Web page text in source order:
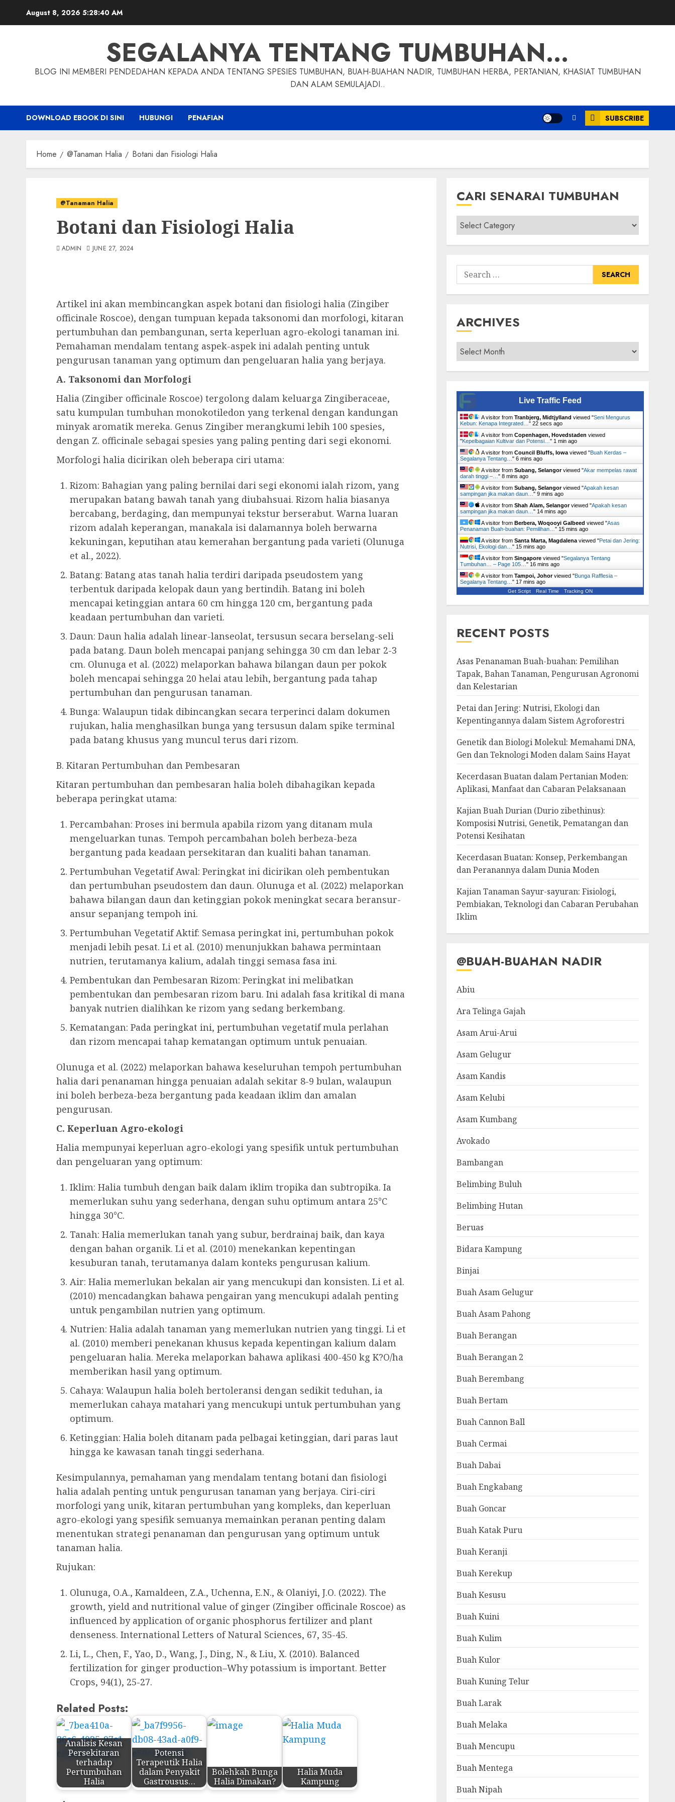
August 8, 2026 5:28:41 AM
SEGALANYA TENTANG TUMBUHAN…
BLOG INI MEMBERI PENDEDAHAN KEPADA ANDA TENTANG SPESIES TUMBUHAN, BUAH-BUAHAN NADIR, TUMBUHAN HERBA, PERTANIAN, KHASIAT TUMBUHAN
DAN ALAM SEMULAJADI..
DOWNLOAD EBOOK DI SINI HUBUNGI PENAFIAN SUBSCRIBE
Home @Tanaman Halia Botani dan Fisiologi Halia
@Tanaman Halia
Botani dan Fisiologi Halia
ADMIN JUNE 27, 2024
Artikel ini akan membincangkan aspek botani dan fisiologi halia (Zingiber
officinale Roscoe), dengan tumpuan kepada taksonomi dan morfologi, kitaran
pertumbuhan dan pembangunan, serta keperluan agro-ekologi tanaman ini.
Pemahaman mendalam tentang aspek-aspek ini adalah penting untuk
pengurusan tanaman yang optimum dan pengeluaran halia yang berjaya.
A. Taksonomi dan Morfologi
Halia (Zingiber officinale Roscoe) tergolong dalam keluarga Zingiberaceae,
satu kumpulan tumbuhan monokotiledon yang terkenal dengan kandungan
minyak aromatik mereka. Genus Zingiber merangkumi lebih 100 spesies,
dengan Z. officinale sebagai spesies yang paling penting dari segi ekonomi.
Morfologi halia dicirikan oleh beberapa ciri utama:
Rizom: Bahagian yang paling bernilai dari segi ekonomi ialah rizom, yang
merupakan batang bawah tanah yang diubahsuai. Rizom halia biasanya
bercabang, berdaging, dan mempunyai tekstur berserabut. Warna luaran
rizom adalah keperangan, manakala isi dalamannya boleh berwarna
kekuningan, keputihan atau kemerahan bergantung pada varieti (Olunuga
et al., 2022).
Batang: Batang atas tanah halia terdiri daripada pseudostem yang
terbentuk daripada kelopak daun yang bertindih. Batang ini boleh
mencapai ketinggian antara 60 cm hingga 120 cm, bergantung pada
keadaan pertumbuhan dan varieti.
Daun: Daun halia adalah linear-lanseolat, tersusun secara berselang-seli
pada batang. Daun boleh mencapai panjang sehingga 30 cm dan lebar 2-3
cm. Olunuga et al. (2022) melaporkan bahawa bilangan daun per pokok
boleh mencapai sehingga 20 helai atau lebih, bergantung pada tahap
pertumbuhan dan pengurusan tanaman.
Bunga: Walaupun tidak dibincangkan secara terperinci dalam dokumen
rujukan, halia menghasilkan bunga yang tersusun dalam spike terminal
pada batang khusus yang muncul terus dari rizom.
B. Kitaran Pertumbuhan dan Pembesaran
Kitaran pertumbuhan dan pembesaran halia boleh dibahagikan kepada
beberapa peringkat utama:
Percambahan: Proses ini bermula apabila rizom yang ditanam mula
mengeluarkan tunas. Tempoh percambahan boleh berbeza-beza
bergantung pada keadaan persekitaran dan kualiti bahan tanaman.
Pertumbuhan Vegetatif Awal: Peringkat ini dicirikan oleh pembentukan
dan pertumbuhan pseudostem dan daun. Olunuga et al. (2022) melaporkan
bahawa bilangan daun dan ketinggian pokok meningkat secara beransur-
ansur sepanjang tempoh ini.
Pertumbuhan Vegetatif Aktif: Semasa peringkat ini, pertumbuhan pokok
menjadi lebih pesat. Li et al. (2010) menunjukkan bahawa permintaan
nutrien, terutamanya kalium, adalah tinggi semasa fasa ini.
Pembentukan dan Pembesaran Rizom: Peringkat ini melibatkan
pembentukan dan pembesaran rizom baru. Ini adalah fasa kritikal di mana
banyak nutrien dialihkan ke rizom yang sedang berkembang.
Kematangan: Pada peringkat ini, pertumbuhan vegetatif mula perlahan
dan rizom mencapai tahap kematangan optimum untuk penuaian.
Olunuga et al. (2022) melaporkan bahawa keseluruhan tempoh pertumbuhan
halia dari penanaman hingga penuaian adalah sekitar 8-9 bulan, walaupun
ini boleh berbeza-beza bergantung pada keadaan iklim dan amalan
pengurusan.
C. Keperluan Agro-ekologi
Halia mempunyai keperluan agro-ekologi yang spesifik untuk pertumbuhan
dan pengeluaran yang optimum:
Iklim: Halia tumbuh dengan baik dalam iklim tropika dan subtropika. Ia
memerlukan suhu yang sederhana, dengan suhu optimum antara 25°C
hingga 30°C.
Tanah: Halia memerlukan tanah yang subur, berdrainaj baik, dan kaya
dengan bahan organik. Li et al. (2010) menekankan kepentingan
kesuburan tanah, terutamanya dalam konteks pengurusan kalium.
Air: Halia memerlukan bekalan air yang mencukupi dan konsisten. Li et al.
(2010) mencadangkan bahawa pengairan yang mencukupi adalah penting
untuk pengambilan nutrien yang optimum.
Nutrien: Halia adalah tanaman yang memerlukan nutrien yang tinggi. Li et
al. (2010) memberi penekanan khusus kepada kepentingan kalium dalam
pengeluaran halia. Mereka melaporkan bahawa aplikasi 400-450 kg K?O/ha
memberikan hasil yang optimum.
Cahaya: Walaupun halia boleh bertoleransi dengan sedikit teduhan, ia
memerlukan cahaya matahari yang mencukupi untuk pertumbuhan yang
optimum.
Ketinggian: Halia boleh ditanam pada pelbagai ketinggian, dari paras laut
hingga ke kawasan tanah tinggi sederhana.
Kesimpulannya, pemahaman yang mendalam tentang botani dan fisiologi
halia adalah penting untuk pengurusan tanaman yang berjaya. Ciri-ciri
morfologi yang unik, kitaran pertumbuhan yang kompleks, dan keperluan
agro-ekologi yang spesifik semuanya memainkan peranan penting dalam
menentukan strategi penanaman dan pengurusan yang optimum untuk
tanaman halia.
Rujukan:
Olunuga, O.A., Kamaldeen, Z.A., Uchenna, E.N., & Olaniyi, J.O. (2022). The
growth, yield and nutritional value of ginger (Zingiber officinale Roscoe) as
influenced by application of organic phosphorus fertilizer and plant
denseness. International Letters of Natural Sciences, 67, 35-45.
Li, L., Chen, F., Yao, D., Wang, J., Ding, N., & Liu, X. (2010). Balanced
fertilization for ginger production–Why potassium is important. Better
Crops, 94(1), 25-27.
Related Posts:
Analisis Kesan
Persekitaran
terhadap
Pertumbuhan
Halia
Potensi
Terapeutik Halia
dalam Penyakit
Gastrousus…
Bolehkah Bunga
Halia Dimakan?
Halia Muda
Kampung
CARI SENARAI TUMBUHAN
Cari
Senarai
Tumbuhan
Search
for:
ARCHIVES
Archives
Live Traffic Feed
A visitor from Tranbjerg, Midtjylland viewed "Seni Mengurus
Kebun: Kenapa Integrated… " 23 secs ago
A visitor from Copenhagen, Hovedstaden viewed
"Kepelbagaian Kultivar dan Potensi… " 1 min ago
A visitor from Council Bluffs, Iowaviewed "Buah Kerdas –
Segalanya Tentang… " 6 mins ago
A visitor from Subang, Selangorviewed "Akar mempelas rawat
darah tinggi –… " 8 mins ago
A visitor from Subang, Selangorviewed "Apakah kesan
sampingan jika makan daun… " 9 mins ago
A visitor from Shah Alam, Selangorviewed "Apakah kesan
sampingan jika makan daun… " 14 mins ago
A visitor from Berbera, Woqooyi Galbeed viewed "Asas
Penanaman Buah-buahan: Pemilihan… " 15 mins ago
A visitor from Santa Marta, Magdalenaviewed "Petai dan Jering:
Nutrisi, Ekologi dan… " 15 mins ago
A visitor from Singaporeviewed "Segalanya Tentang
Tumbuhan… – Page 105… " 16 mins ago
A visitor from Tampoi, Johorviewed "Bunga Rafflesia –
Segalanya Tentang… " 17 mins ago
Get Script Real Time Tracking ON
RECENT POSTS
Asas Penanaman Buah-buahan: Pemilihan
Tapak, Bahan Tanaman, Pengurusan Agronomi
dan Kelestarian
Petai dan Jering: Nutrisi, Ekologi dan
Kepentingannya dalam Sistem Agroforestri
Genetik dan Biologi Molekul: Memahami DNA,
Gen dan Teknologi Moden dalam Sains Hayat
Kecerdasan Buatan dalam Pertanian Moden:
Aplikasi, Manfaat dan Cabaran Pelaksanaan
Kajian Buah Durian (Durio zibethinus):
Komposisi Nutrisi, Genetik, Pematangan dan
Potensi Kesihatan
Kecerdasan Buatan: Konsep, Perkembangan
dan Peranannya dalam Dunia Moden
Kajian Tanaman Sayur-sayuran: Fisiologi,
Pembiakan, Teknologi dan Cabaran Perubahan
Iklim
@BUAH-BUAHAN NADIR
Abiu
Ara Telinga Gajah
Asam Arui-Arui
Asam Gelugur
Asam Kandis
Asam Kelubi
Asam Kumbang
Avokado
Bambangan
Belimbing Buluh
Belimbing Hutan
Beruas
Bidara Kampung
Binjai
Buah Asam Gelugur
Buah Asam Pahong
Buah Berangan
Buah Berangan 2
Buah Berembang
Buah Bertam
Buah Cannon Ball
Buah Cermai
Buah Dabai
Buah Engkabang
Buah Goncar
Buah Katak Puru
Buah Keranji
Buah Kerekup
Buah Kesusu
Buah Kuini
Buah Kulim
Buah Kulor
Buah Kuning Telur
Buah Larak
Buah Melaka
Buah Mencupu
Buah Mentega
Buah Nipah